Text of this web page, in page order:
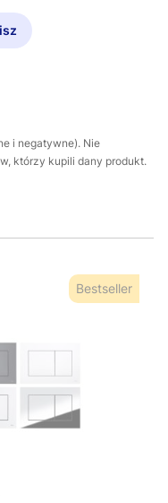
i negatywne). Nie
którzy kupili dany produkt.
Bestseller